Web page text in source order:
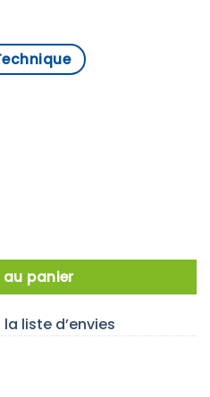
270MM
panier
liste d’envies